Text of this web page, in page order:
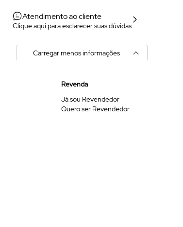
Atendimento ao cliente
Clique aqui para esclarecer suas dúvidas.
Carregar menos informações
Revenda
Já sou Revendedor
Quero ser Revendedor